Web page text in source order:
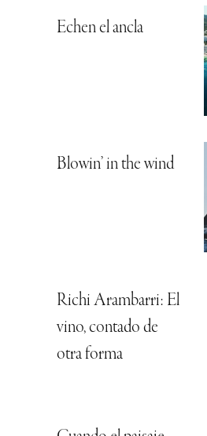
Echen el ancla
Blowin’ in the wind
Richi Arambarri: El
vino, contado de
otra forma